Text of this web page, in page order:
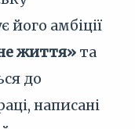
його амбіції
життя» та
до
написані